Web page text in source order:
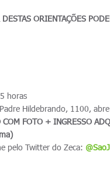
ORIENTAÇÕES
horas
Hildebrando, 1100,
COM FOTO + INGRESSO
pelo Twitter do Zeca: